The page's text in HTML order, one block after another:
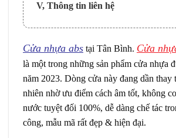
V, Thông tin liên hệ
Cửa nhựa abs tại Tân Bình. Cửa
là một trong những sản phẩm cửa nhựa
năm 2023. Dòng cửa này đang dần thay
nhiên nhờ ưu điểm cách âm tốt, không
nước tuyệt đối 100%, dễ dàng chế tác
công, mẫu mã rất đẹp & hiện đại.